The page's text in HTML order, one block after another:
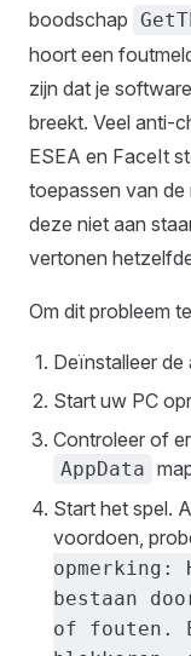
boodschap
hoort een
zijn dat je
breekt. Veel anti-
ESEA en FaceIt
toepassen van
deze niet aan
vertonen
Om dit probleem
Deïnstalleer
Start uw PC
Controleer of
AppData
Start het spel.
voordoen,
opmerking:
bestaan
of fouten.